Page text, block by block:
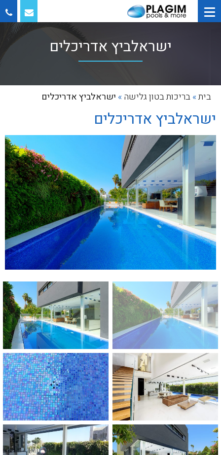
ישראלביץ אדריכלים
בית»בריכות בטון גלישה» ישראלביץ אדריכלים
ישראלביץ אדריכלים